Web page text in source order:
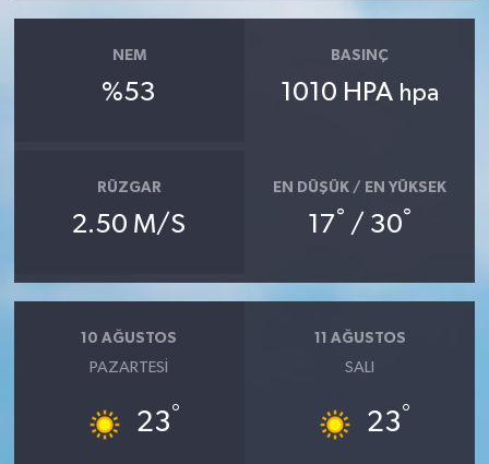
NEM
%53
BASINÇ
1010 HPA hpa
RÜZGAR
2.50 M/S
EN DÜŞÜK / EN YÜKSEK
17° / 30°
10 AĞUSTOS
PAZARTESI
23°
11 AĞUSTOS
SALI
23°